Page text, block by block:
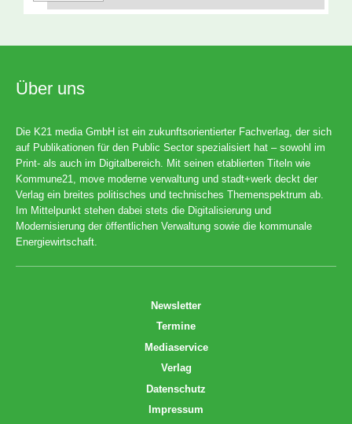
Über uns
Die K21 media GmbH ist ein zukunftsorientierter Fachverlag, der sich
auf Publikationen für den Public Sector spezialisiert hat – sowohl im
Print- als auch im Digitalbereich. Mit seinen etablierten Titeln wie
Kommune21, move moderne verwaltung und stadt+werk deckt der
Verlag ein breites politisches und technisches Themenspektrum ab.
Im Mittelpunkt stehen dabei stets die Digitalisierung und
Modernisierung der öffentlichen Verwaltung sowie die kommunale
Energiewirtschaft.
Newsletter
Termine
Mediaservice
Verlag
Datenschutz
Impressum